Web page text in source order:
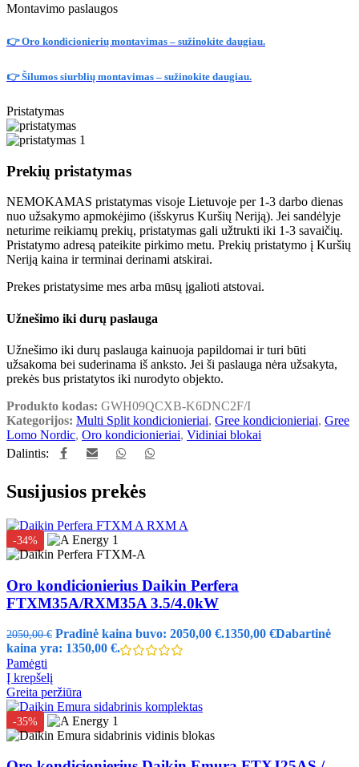
Montavimo paslaugos
👉 Oro kondicionierių montavimas – sužinokite daugiau.
👉 Šilumos siurblių montavimas – sužinokite daugiau.
Pristatymas
Prekių pristatymas
NEMOKAMAS pristatymas visoje Lietuvoje per 1-3 darbo dienas
nuo užsakymo apmokėjimo (išskyrus Kuršių Neriją). Jei sandėlyje
neturime reikiamų prekių, pristatymas gali užtrukti iki 1-3 savaičių.
Pristatymo adresą pateikite pirkimo metu. Prekių pristatymo į Kuršių
Neriją kaina ir terminai derinami atskirai.
Prekes pristatysime mes arba mūsų įgalioti atstovai.
Užnešimo iki durų paslauga
Užnešimo iki durų paslauga kainuoja papildomai ir turi būti
užsakoma bei suderinama iš anksto. Jei ši paslauga nėra užsakyta,
prekės bus pristatytos iki nurodyto objekto.
Produkto kodas: GWH09QCXB-K6DNC2F/I
Kategorijos: Multi Split kondicionieriai, Gree kondicionieriai, Gree
Lomo Nordic, Oro kondicionieriai, Vidiniai blokai
Dalintis:
Susijusios prekės
-34%
Oro kondicionierius Daikin Perfera
FTXM35A/RXM35A 3.5/4.0kW
2050,00€ Pradinė kaina buvo: 2050,00 €.1350,00 €Dabartinė
kaina yra: 1350,00 €.
Pamėgti
Į krepšelį
Greita peržiūra
-35%